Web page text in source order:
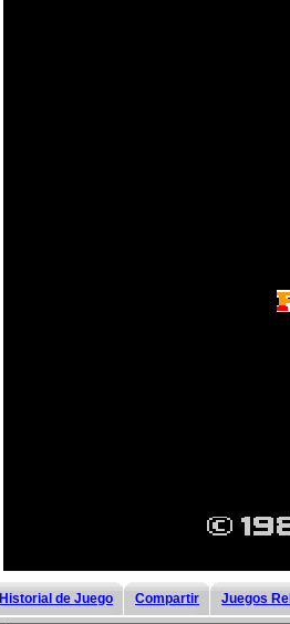
Historial de Juego Compartir Juegos